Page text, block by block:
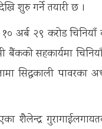
शुरु गर्ने तयारी छ ।
अर्ब २९ करोड चिनियाँ
बैंकको सहकार्यमा
पावरका
शैलेन्द्र